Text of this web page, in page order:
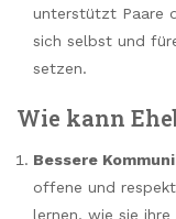
unterstützt Paare
sich selbst und
setzen.
Wie kann
Bessere
offene und
lernen, wie sie ihre